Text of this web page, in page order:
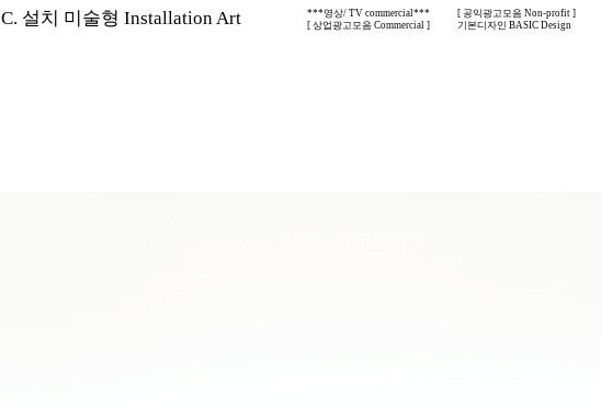
C. 설치 미술형 Installation Art ***영상/ TV commercial***
[ 공익광고모음 Non-profit ]
[ 상업광고모음 Commercial ]
기본디자인 BASIC Design